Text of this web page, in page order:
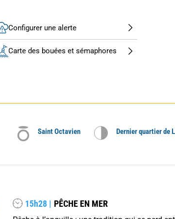
Configurer une alerte
Carte des bouées et sémaphores
Saint Octavien Dernier quartier de
15h28 | PÊCHE EN MER